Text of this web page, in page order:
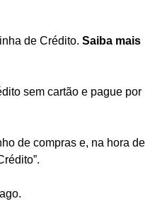
de Crédito. Saiba mais
sem cartão e pague por
de compras e, na hora de